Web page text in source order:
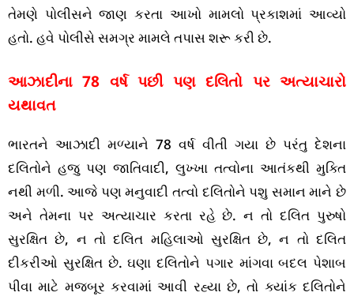
તેમણે પોલીસને જાણ કરતા આખો મામલો પ્રકાશમાં આવ્યો
હતો. હવે પોલીસે સમગ્ર મામલે તપાસ શરૂ કરી છે.
આઝાદીના 78 વર્ષ પછી પણ દલિતો પર અત્યાચારો
યથાવત
ભારતને આઝાદી મળ્યાને 78 વર્ષ વીતી ગયા છે પરંતુ દેશના
દલિતોને હજુ પણ જાતિવાદી, લુખ્ખા તત્વોના આતંકથી મુક્તિ
નથી મળી. આજે પણ મનુવાદી તત્વો દલિતોને પશુ સમાન માને છે
અને તેમના પર અત્યાચાર કરતા રહે છે. ન તો દલિત પુરુષો
સુરક્ષિત છે, ન તો દલિત મહિલાઓ સુરક્ષિત છે, ન તો દલિત
દીકરીઓ સુરક્ષિત છે. ઘણા દલિતોને પગાર માંગવા બદલ પેશાબ
પીવા માટે મજબૂર કરવામાં આવી રહ્યા છે, તો ક્યાંક દલિતોને